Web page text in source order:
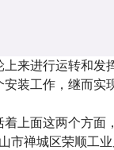
上来进行运转和发
装工作，继而实
面这两个方面
市禅城区荣顺工